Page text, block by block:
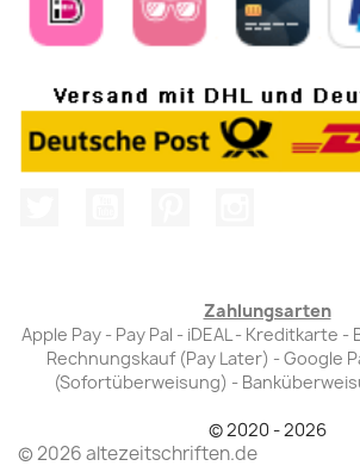
Zahlungsarten
Apple Pay - Pay Pal - iDEAL - Kreditkarte
Rechnungskauf (Pay Later) - Google
(Sofortüberweisung) -
© 2020 - 2026
© 2026 altezeitschriften.de